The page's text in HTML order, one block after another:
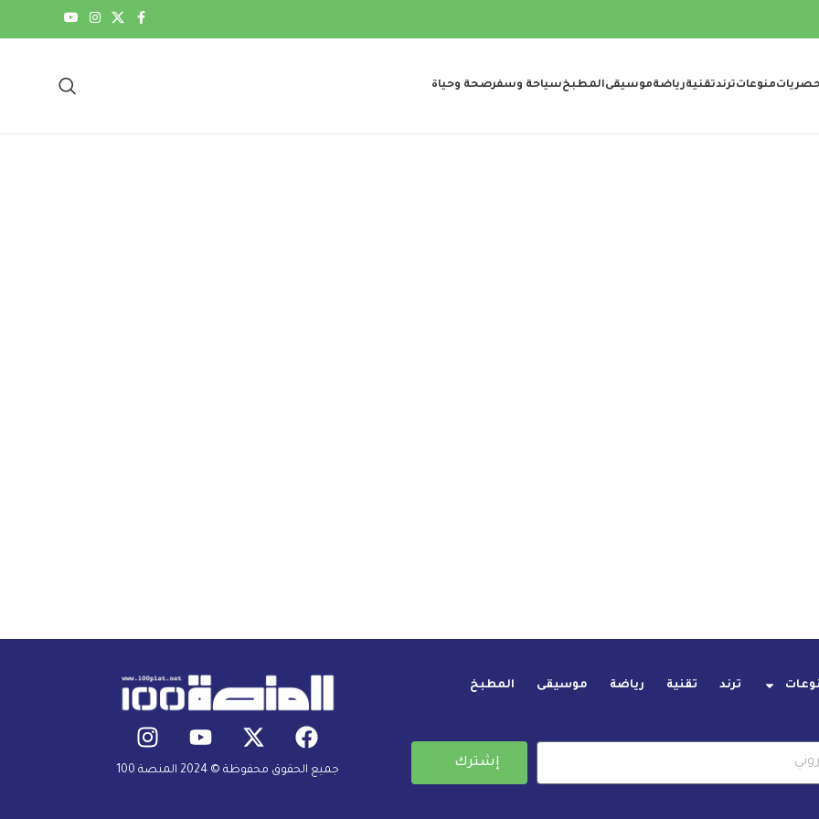
منوعاتترندتقنيةرياضةموسيقىالمطبخسياحة وسفرصحة وحياة
ترند تقنية رياضة موسيقى المطبخ
إشترك
جميع الحقوق محفوظة © 2024 المنصة 100